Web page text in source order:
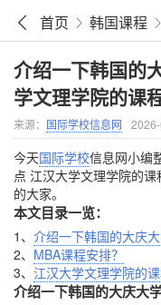
首页 韩国课程
介绍一下韩国的
学文理学院的课
来源： 国际学校信息网
今天国际学校信息网小编
点 江汉大学文理学院的
的大家。
本文目录一览：
1、 介绍一下韩国的大庆
2、 MBA课程安排？
3、 江汉大学文理学院的
介绍一下韩国的大庆大